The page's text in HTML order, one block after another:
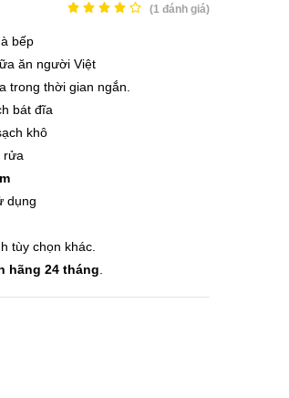
(1đánh giá)
bếp
ăn người Việt
trong thời gian ngắn.
bát đĩa
khô
rửa
dụng
tùy chọn khác.
hãng 24 tháng